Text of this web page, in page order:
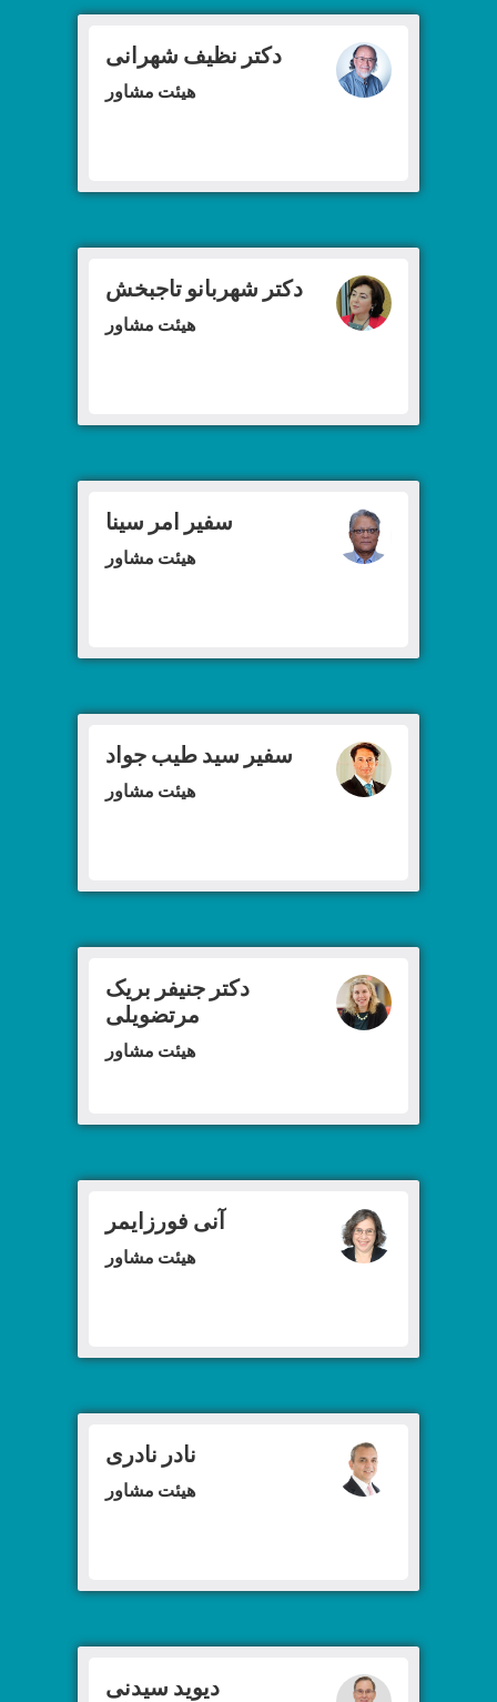
دکتر نظیف شهرانی
هیئت مشاور
دکتر شهربانو تاجبخش
هیئت مشاور
سفیر امر سینا
هیئت مشاور
سفیر سید طیب جواد
هیئت مشاور
دکتر جنیفر بریک
مرتضویلی
هیئت مشاور
آنی فورزایمر
هیئت مشاور
نادر نادری
هیئت مشاور
دیوید سیدنی